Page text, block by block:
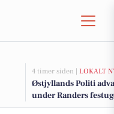
4 timer siden | LOKALT
Østjyllands Politi
under Randers